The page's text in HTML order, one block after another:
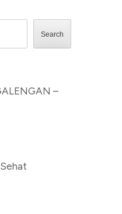
Search
–